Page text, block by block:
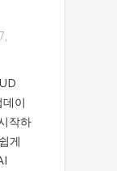
이
작하
게